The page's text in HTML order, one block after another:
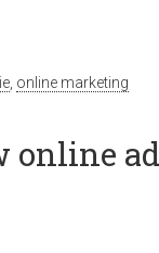
online marketing
online